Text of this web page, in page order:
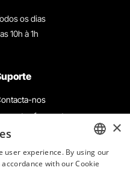
os dias
10h à 1h
nos
frequentes
e Condições
Política de privacidade e cookies
connosco
ENGLISH
×
user experience. By using our
with our Cookie